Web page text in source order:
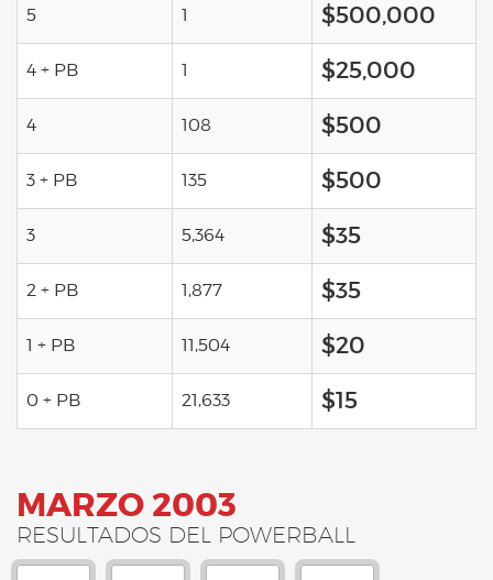
5 1 $500,000
4 + PB 1 $25,000
4 108 $500
3 + PB 135 $500
3 5,364 $35
2 + PB 1,877 $35
1 + PB 11,504 $20
0 + PB 21,633 $15
MARZO 2003
RESULTADOS DEL POWERBALL